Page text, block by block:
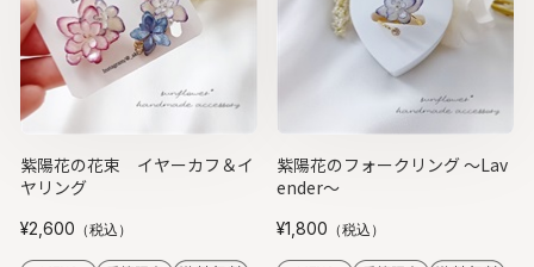
紫陽花の花束 イヤーカフ＆イ
ヤリング
¥2,600 （税込）
紫陽花のフォークリング ～Lav
ender～
¥1,800 （税込）